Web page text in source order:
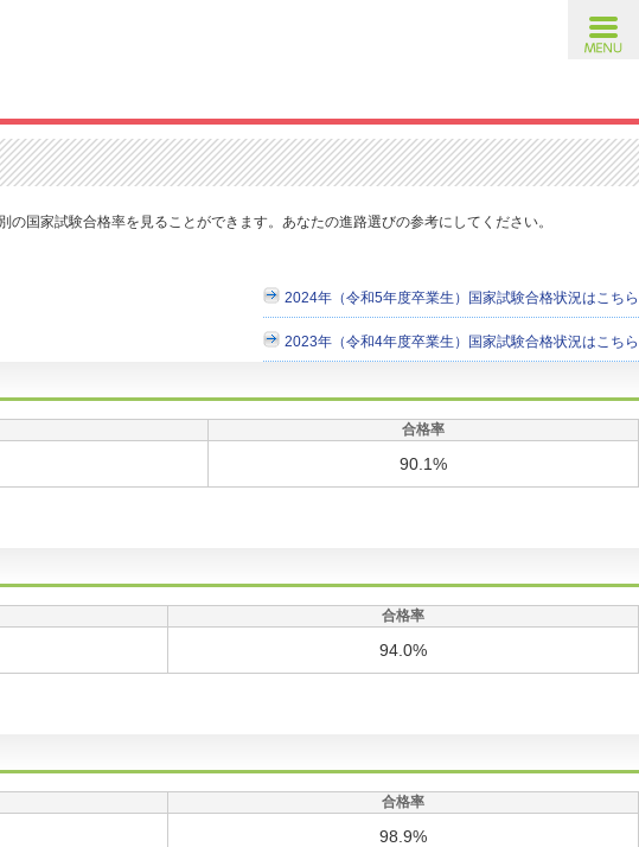
国家試験合格率を見ることができます。あなたの進路選びの参考にしてください。
2024年（令和5年度卒業生）国家試験合格状況はこちら
2023年（令和4年度卒業生）国家試験合格状況はこちら
合格率
90.1%
合格率
94.0%
合格率
98.9%